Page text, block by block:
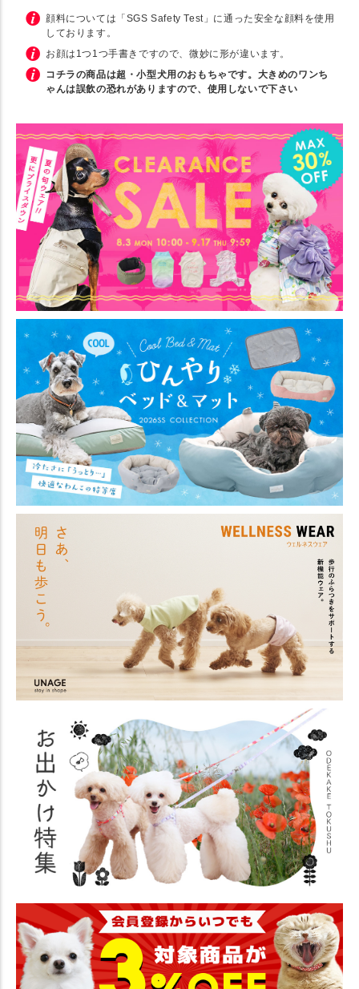
顔料については「SGS Safety Test」に通った安全な顔料を使用
しております。
お顔は1つ1つ手書きですので、微妙に形が違います。
コチラの商品は超・小型犬用のおもちゃです。大きめのワンち
ゃんは誤飲の恐れがありますので、使用しないで下さい